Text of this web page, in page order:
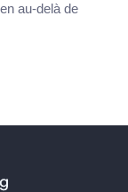
au-delà de